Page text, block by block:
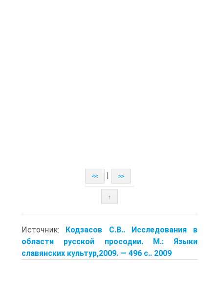
<< >>
↑
Источник: Кодзасов С.В.. Исследования в
области русской просодии. М.: Языки
славянских культур,2009. — 496 с.. 2009